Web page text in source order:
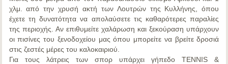
χλμ. από την χρυσή ακτή των Λουτρών της Κυλλήνης , όπου
έχετε τη δυνατότητα να απολαύσετε τις καθαρότερες παραλίες
της περιοχής. Αν επιθυμείτε χαλάρωση και ξεκούραση υπάρχουν
οι πισίνες του ξενοδοχείου μας όπου μπορείτε να βρείτε δροσιά
στις ζεστές μέρες του καλοκαιριού.
Για τους λάτρεις των σπορ υπάρχει γήπεδοTENNIS &